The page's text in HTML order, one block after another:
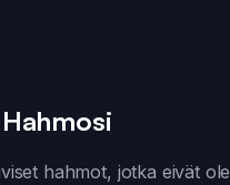
hahmot, jotka eivät ole